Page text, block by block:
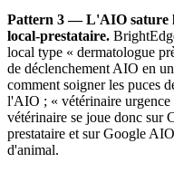
Pattern 3 — L'AIO sature
local-prestataire.
local type « dermatologue
de déclenchement AIO en
comment soigner les puces
l'AIO ; « vétérinaire
vétérinaire se joue donc sur
prestataire et sur Google
d'animal.